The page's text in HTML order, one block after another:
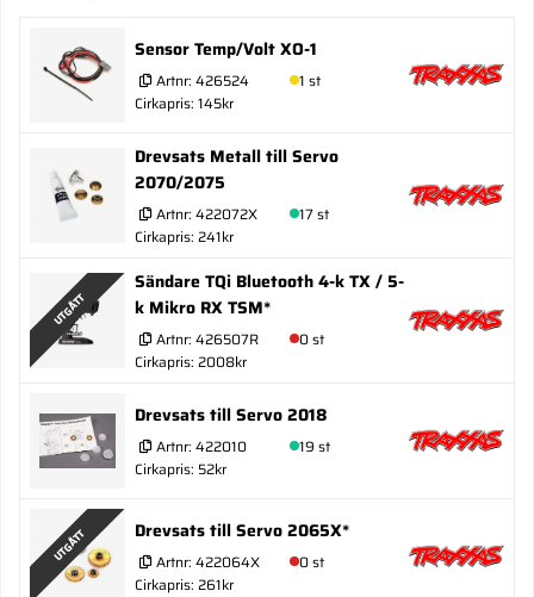
Sensor Temp/Volt XO-1
Artnr: 426524
1 st
Cirkapris: 145kr
Drevsats Metall till Servo
2070/2075
Artnr: 422072X
17 st
Cirkapris: 241kr
UTGÅTT
Sändare TQi Bluetooth 4-k TX / 5-
k Mikro RX TSM*
Artnr: 426507R
0 st
Cirkapris: 2008kr
Drevsats till Servo 2018
Artnr: 422010
19 st
Cirkapris: 52kr
UTGÅTT Drevsats till Servo 2065X*
Artnr: 422064X
0 st
Cirkapris: 261kr